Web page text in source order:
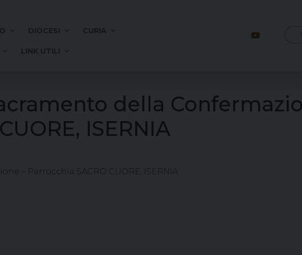
per:
della
ISERNIA
– Parrocchia SACRO CUORE, ISERNIA